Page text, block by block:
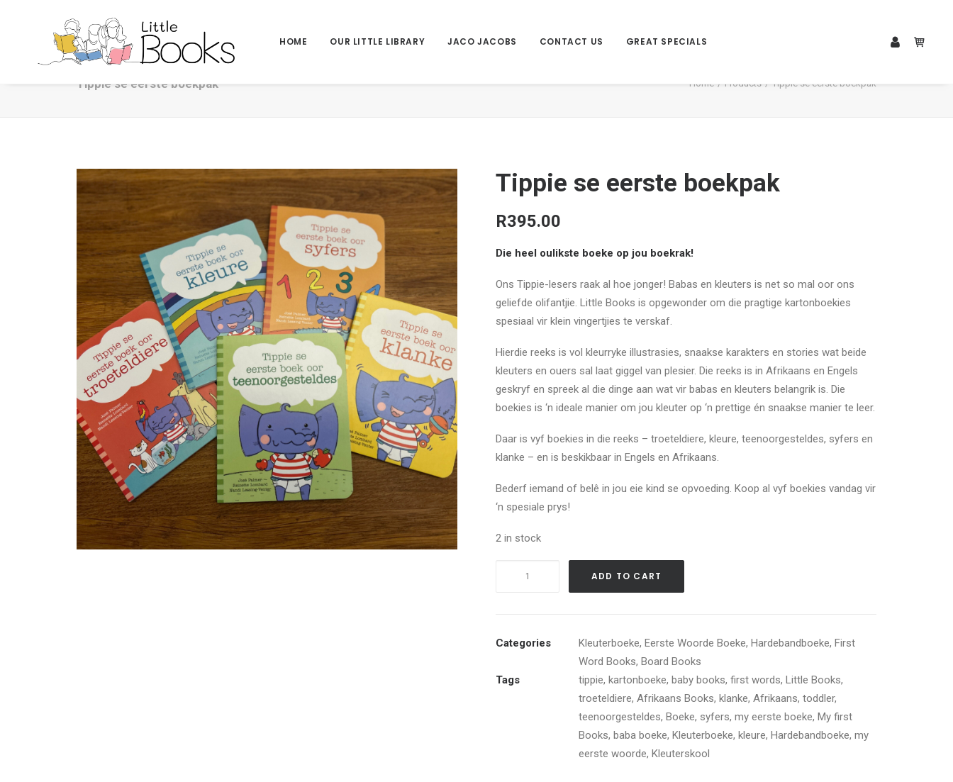
HOME OUR LITTLE LIBRARY JACO JACOBS CONTACT US GREAT SPECIALS
Tippie se eerste boekpak Home Products Tippie se eerste boekpak
Tippie se eerste boekpak
R395.00
Die heel oulikste boeke op jou boekrak!
Ons Tippie-lesers raak al hoe jonger! Babas en kleuters is net so mal oor ons
geliefde olifantjie. Little Books is opgewonder om die pragtige kartonboekies
spesiaal vir klein vingertjies te verskaf.
Hierdie reeks is vol kleurryke illustrasies, snaakse karakters en stories wat beide
kleuters en ouers sal laat giggel van plesier. Die reeks is in Afrikaans en Engels
geskryf en spreek al die dinge aan wat vir babas en kleuters belangrik is. Die
boekies is ‘n ideale manier om jou kleuter op ‘n prettige én snaakse manier te leer.
Daar is vyf boekies in die reeks – troeteldiere, kleure, teenoorgesteldes, syfers en
klanke – en is beskikbaar in Engels en Afrikaans.
Bederf iemand of belê in jou eie kind se opvoeding. Koop al vyf boekies vandag vir
‘n spesiale prys!
2 in stock
quantity
ADD TO CART
Categories Kleuterboeke, Eerste Woorde Boeke, Hardebandboeke, First
Word Books, Board Books
Tags
tippie, kartonboeke, baby books, first words, Little Books,
troeteldiere, Afrikaans Books, klanke, Afrikaans, toddler,
teenoorgesteldes, Boeke, syfers, my eerste boeke, My first
Books, baba boeke, Kleuterboeke, kleure, Hardebandboeke, my
eerste woorde, Kleuterskool